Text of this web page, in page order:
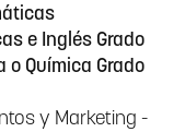
e Inglés Grado
o Química Grado
y Marketing -